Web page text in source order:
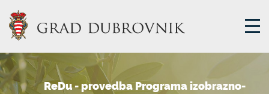
GRADSKA UPRAVA
ReDu - provedba Programa izobrazno-